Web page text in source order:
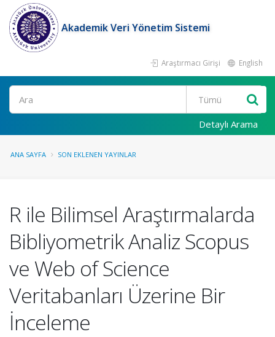
Akademik Veri Yönetim Sistemi
Araştırmacı Girişi English
Ara
Detaylı Arama
ANA SAYFA SON EKLENEN YAYINLAR
R ile Bilimsel Araştırmalarda
Bibliyometrik Analiz Scopus
ve Web of Science
Veritabanları Üzerine Bir
İnceleme